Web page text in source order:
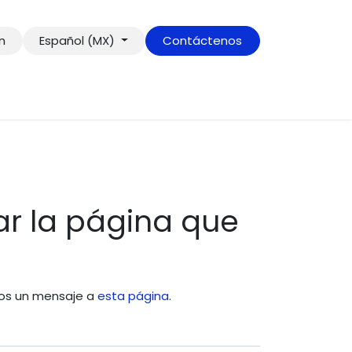
Español (MX) Contáctenos
la página que
un mensaje a esta página.